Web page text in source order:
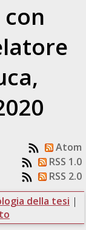
,
Atom
RSS 1.0
RSS 2.0
della tesi |